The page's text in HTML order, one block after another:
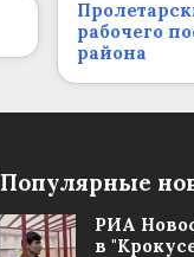
рабочего
района
Популярные
РИА
в